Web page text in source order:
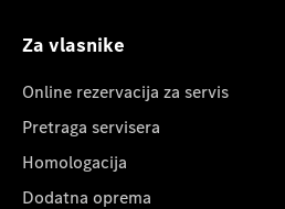
Za vlasnike
Online rezervacija za servis
Pretraga servisera
Homologacija
Dodatna oprema